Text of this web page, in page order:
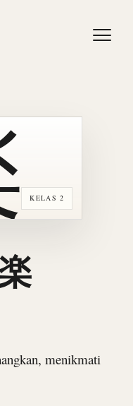
KELAS 2
menikmati